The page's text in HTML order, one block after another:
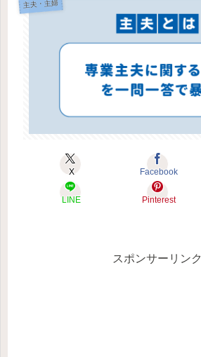
主夫・主婦
X Facebook
LINE Pinterest
スポンサーリンク